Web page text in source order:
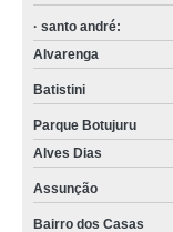
· santo andré:
Alvarenga
Batistini
Parque Botujuru
Alves Dias
Assunção
Bairro dos Casas